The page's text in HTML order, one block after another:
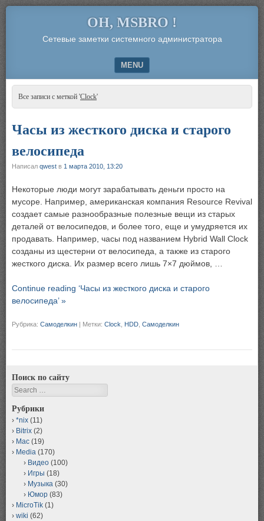
OH, MSBRO !
Сетевые заметки системного администратора
MENU
SKIP TO CONTENT
Все записи с меткой 'Clock'
Часы из жесткого диска и старого
велосипеда
Написал qwest в 1 марта 2010, 13:20
Некоторые люди могут зарабатывать деньги просто на
мусоре. Например, американская компания Resource Revival
создает самые разнообразные полезные вещи из старых
деталей от велосипедов, и более того, еще и умудряется их
продавать. Например, часы под названием Hybrid Wall Clock
созданы из щестерни от велосипеда, а также из старого
жесткого диска. Их размер всего лишь 7×7 дюймов, …
Continue reading ‘Часы из жесткого диска и старого
велосипеда’ »
Рубрика: Самоделкин | Метки: Clock HDD Самоделкин
Поиск по сайту
Search
Рубрики
*nix (11)
Bitrix (2)
Mac (19)
Media (170)
Видео (100)
Игры (18)
Музыка (30)
Юмор (83)
MicroTik (1)
wiki (62)